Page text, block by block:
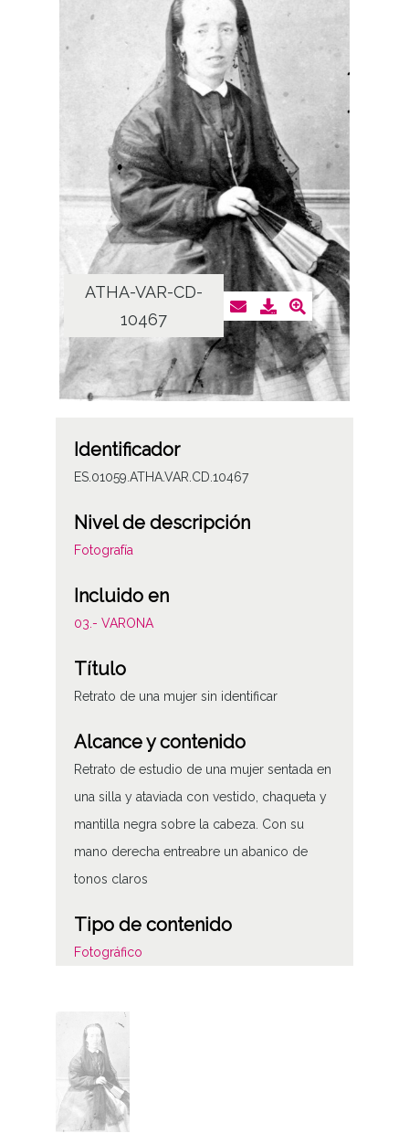
ATHA-VAR-CD-
10467
Identificador
ES.01059.ATHA.VAR.CD.10467
Nivel de descripción
Fotografía
Incluido en
03.- VARONA
Título
Retrato de una mujer sin identificar
Alcance y contenido
Retrato de estudio de una mujer sentada en
una silla y ataviada con vestido, chaqueta y
mantilla negra sobre la cabeza. Con su
mano derecha entreabre un abanico de
tonos claros
Tipo de contenido
Fotográfico
Positivos
Albúmina posiblemente virada al oro
Características físicas: Papel b/n, 9x5,5
Fecha